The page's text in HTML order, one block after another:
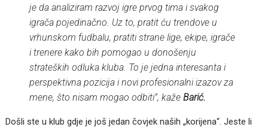
je da analiziram razvoj igre prvog tima i svakog
igrača pojedinačno. Uz to, pratit ću trendove u
vrhunskom fudbalu, pratiti strane lige, ekipe, igrače
i trenere kako bih pomogao u donošenju
strateških odluka kluba. To je jedna interesanta i
perspektivna pozicija i novi profesionalni izazov za
mene, što nisam mogao odbiti”, kažeBarić.
Došli ste u klub gdje je još jedan čovjek naših „korijena“. Jeste li